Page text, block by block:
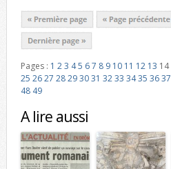
Pages : 1 23 45 67 8 9 10 11 12 13 14
25 2627 28293031 3233 3435 3637
48 49
A lire aussi